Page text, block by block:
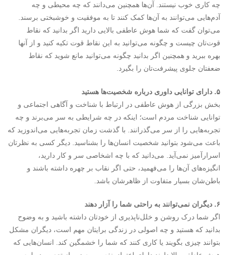
چه کاری خوب نیستند. آن‌ها همچنین می‌دانند که چه محیطی و چه
آدم‌هایی می‌توانند به آن‌ها کمک کنند تا به موفقیت و خوشبختی برسند.
می‌توان گفت که شما هوش عاطفی بالایی دارید اگر بدانید که نقاط
قوت‌تان چیست و چگونه می‌توانید به این نقاط قوت تکیه کنید و از آنها
بهره ببرید و همچنین اگر بدانید چگونه می‌توانید مانع شوید که نقاط
ضعفتان جلوی پیشرفت‌تان را بگیرد.
۵. دارای توانایی داوری درباره شخصیت‌ها هستید
بخش بزرگی از هوش عاطفی در ارتباط با شناخت و آگاهی اجتماعی و
توانایی شناخت مردم است؛ اینکه در چه شرایطی به سر می‌برند و چه
تجربه‌هایی را از سر می‌گذرانند. با گذشت زمان تجربه‌هایی می‌اندوزید که
باعث می‌شود بتوانید شخصیت انسان‌ها را بشناسید. دیگر کسی به نظرتان
اسرارآمیز نمی‌آید. می‌دانید که با چه اشخاصی سر و کار دارید،
انگیزه‌های آن‌ها را می‌فهمید، حتی اگر نقاب بر چهره داشته باشند و
باطن‌شان بسیار متفاوت از ظاهرشان باشد.
۶. دیگران نمی‌توانند به راحتی شما را آزار دهند
اگر شما درک روشن و خلل‌ناپذیری از خودتان داشته باشید و به وضوح
بدانید که هستید و چه اصولی در زندگی ‌برایتان مهم است، دیگران مشکل
بتوانند چیزی بگویند یا کاری کنند که شما را خشمگین کند. انسان‌هایی که